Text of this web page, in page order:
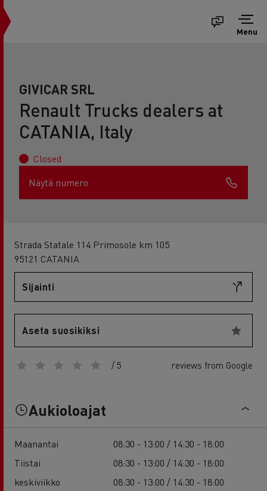
Menu
GIVICAR SRL
Renault Trucks dealers at
CATANIA, Italy
Closed
Näytä numero
Strada Statale 114 Primosole km 105
95121 CATANIA
Sijainti
Aseta suosikiksi
/ 5 reviews from Google
Aukioloajat
Maanantai
08:30 - 13:00 / 14:30 - 18:00
Tiistai
08:30 - 13:00 / 14:30 - 18:00
keskiviikko
08:30 - 13:00 / 14:30 - 18:00